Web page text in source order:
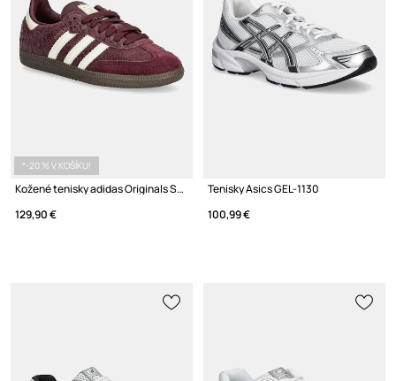
*-20 % V KOŠÍKU!
Kožené tenisky adidas Originals Samba Og
129,90 €
Tenisky Asics GEL-1130
100,99 €